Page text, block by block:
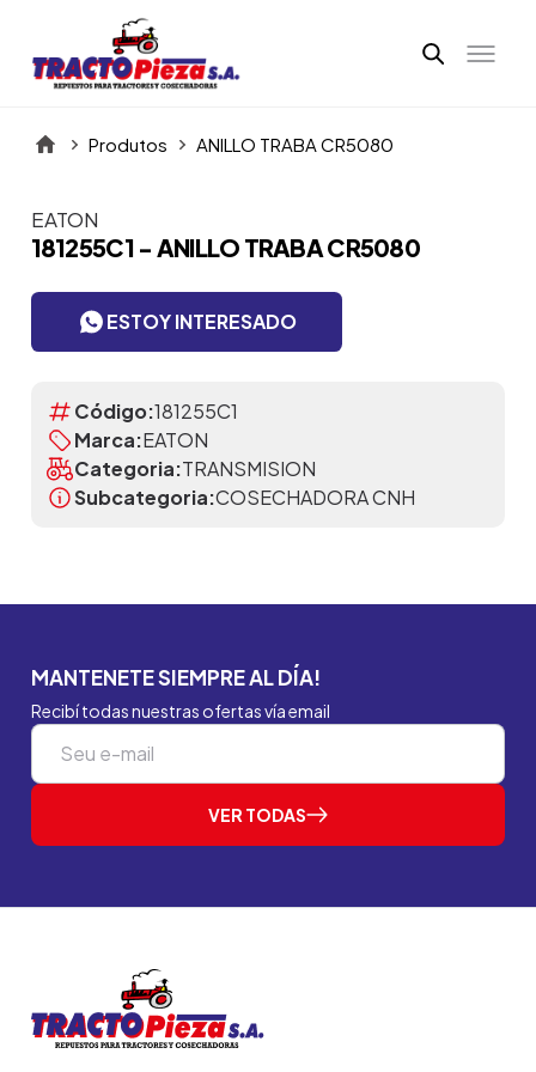
Produtos ANILLO TRABA CR5080
Itens da Galeria
EATON
181255C1 - ANILLO TRABA CR5080
ESTOY INTERESADO
Código:181255C1
Marca:EATON
Categoria:TRANSMISION
Subcategoria:COSECHADORA CNH
MANTENETE SIEMPRE AL DÍA!
Recibí todas nuestras ofertas vía email
VER TODAS